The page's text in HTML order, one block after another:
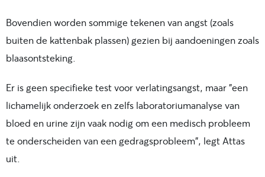
Bovendien worden sommige tekenen van angst (zoals
buiten de kattenbak plassen) gezien bij aandoeningen zoals
blaasontsteking.
Er is geen specifieke test voor verlatingsangst, maar "een
lichamelijk onderzoek en zelfs laboratoriumanalyse van
bloed en urine zijn vaak nodig om een medisch probleem
te onderscheiden van een gedragsprobleem", legt Attas
uit.